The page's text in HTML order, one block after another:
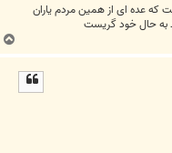
عده ای از همین مردم یاران
به حال خود گریست
ب
ا